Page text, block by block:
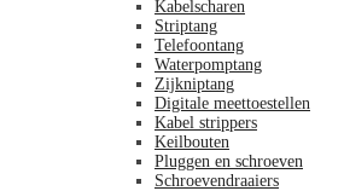
Kabelscharen
Striptang
Telefoontang
Waterpomptang
Zijkniptang
Digitale meettoestellen
Kabel strippers
Keilbouten
Pluggen en schroeven
Schroevendraaiers